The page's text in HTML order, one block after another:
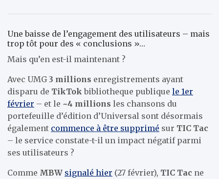
Une baisse de l’engagement des utilisateurs – mais
trop tôt pour des « conclusions »…
Mais qu’en est-il maintenant ?
Avec UMG 3 millions enregistrements ayant
disparu de TikTok bibliotheque publique le 1er
février – et le ~4 millions les chansons du
portefeuille d’édition d’Universal sont désormais
également commence à être supprimé sur TIC Tac
– le service constate-t-il un impact négatif parmi
ses utilisateurs ?
Comme MBW signalé hier (27 février), TIC Tac ne